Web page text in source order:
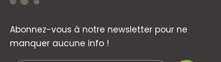
Abonnez-vous à notre newsletter pour ne
manquer aucune info !